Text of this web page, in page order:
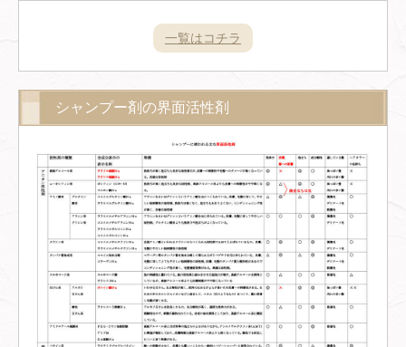
一覧はコチラ
シャンプー剤の界面活性剤